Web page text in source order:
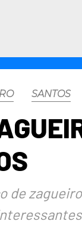
SANTOS